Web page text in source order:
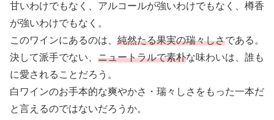
甘いわけでもなく、アルコールが強いわけでもなく、樽香
が強いわけでもなく。
このワインにあるのは、 純然たる果実の瑞々しさである。
決して派手でない、 ニュートラルで素朴な味わいは、誰も
に愛されることだろう。
白ワインのお手本的な爽やかさ・瑞々しさをもった一本だ
と言えるのではないだろうか。